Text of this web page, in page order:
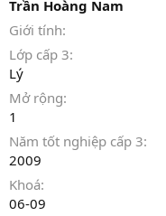
Trần Hoàng Nam
Giới tính
Lớp cấp 3
Lý
Mở rộng
1
Năm tốt nghiệp cấp 3
2009
Khoá
06-09